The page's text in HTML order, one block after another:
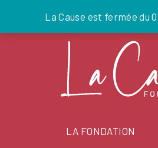
La Cause est fermée du
LA FONDATION